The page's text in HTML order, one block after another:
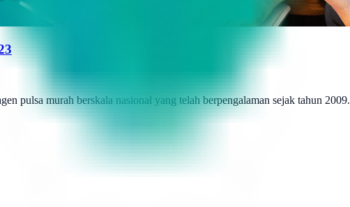
pulsa murah berskala nasional yang telah berpengalaman sejak tahun 2009.